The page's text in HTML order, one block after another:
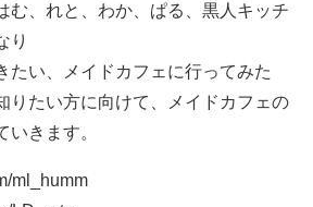
む、れと、わか、ぱる、黒人キッチ
り
たい、メイドカフェに行ってみた
りたい方に向けて、メイドカフェの
いきます。
ml_humm